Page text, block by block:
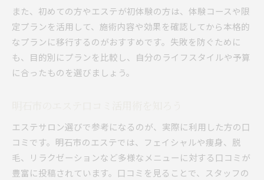
明石市で選ぶ脱毛エステのポイント
美肌ケア重視のエステプランを比較
全身脱毛も可能なエステの活用法
専門カウンセリング付きエステの魅力
口コミ評価で探すエステサロンの強み
費用対効果を高めるエステプラン術
スタッフ対応重視のエステ体験談
また、初めての方やエステが初体験の方は、体験コースや限
定プランを活用して、施術内容や効果を確認してから本格的
なプランに移行するのがおすすめです。失敗を防ぐために
も、目的別にプランを比較し、自分のライフスタイルや予算
に合ったものを選びましょう。
エステサロン選びで参考になるのが、実際に利用した方の口
コミです。明石市のエステでは、フェイシャルや痩身、脱
毛、リラクゼーションなど多様なメニューに対する口コミが
豊富に投稿されています。口コミを見ることで、スタッフの